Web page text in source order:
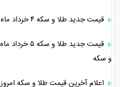
قیمت جدید طلا و سکه ۴ خرداد ماه ۱۴۰۴ / طلا و سکه ریزش کرد
و سکه
اعلام آخرین قیمت طلا و سکه امروز ٢ فروردین ١۴٠۴